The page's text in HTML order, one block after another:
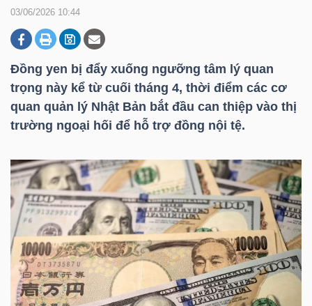
03/06/2026 10:44
Đồng yen bị đẩy xuống ngưỡng tâm lý quan
trọng này kể từ cuối tháng 4, thời điểm các cơ
quan quản lý Nhật Bản bắt đầu can thiệp vào thị
trường ngoại hối để hỗ trợ đồng nội tệ.
DOANH
NGHIỆP
BẤT
SẢN
TÀI
CHÍNH